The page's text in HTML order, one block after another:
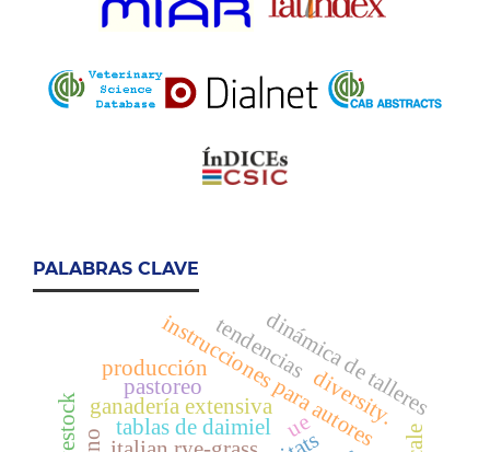
PALABRAS CLAVE
instrucciones para autores
ganadería extensivadinámica de talleres
pastoreo
tablas de daimiel diversity.
ue
tendencias
producción